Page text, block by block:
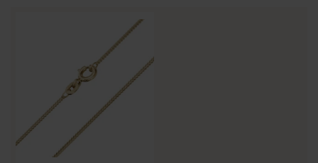
valinnat
tuotteen
sivulla.